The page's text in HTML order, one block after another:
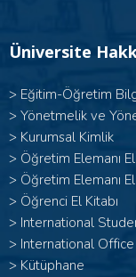
Üniversite
> Eğitim-Öğretim
> Yönetmelik ve
> Kurumsal Kimlik
> Öğretim Elemanı El
> Öğretim Elemanı El
> Öğrenci El Kitabı
> International
> International Office
> Kütüphane